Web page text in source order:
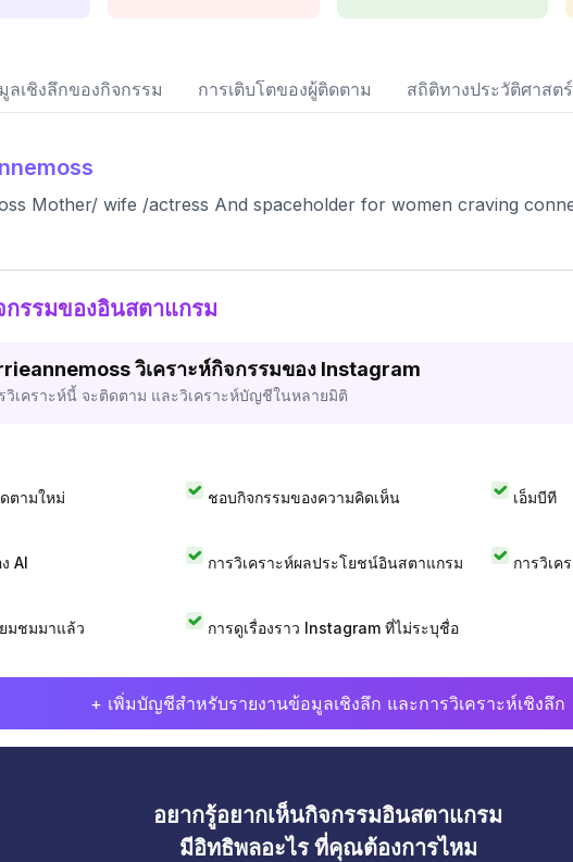
ลเชิงลึกของกิจกรรม การเติบโตของผู้ติดตาม สถิติทางประวัติศาสตร์
Mother/ wife /actress And spaceholder for women craving
รรมของอินสตาแกรม
วิเคราะห์กิจกรรมของ Instagram
วิเคราะห์นี้ จะติดตาม และวิเคราะห์บัญชีในหลายมิติ
ตามใหม่ ชอบกิจกรรมของความคิดเห็น เอ็มบีที
AI การวิเคราะห์ผลประโยชน์อินสตาแกรม การวิเค
มชมมาแล้ว การดูเรื่องราว Instagram ที่ไม่ระบุชื่อ
+ เพิ่มบัญชีสำหรับรายงานข้อมูลเชิงลึก และการวิเคราะห์เชิงลึก
อยากรู้อยากเห็นกิจกรรมอินสตาแกรม
มีอิทธิพลอะไร ที่คุณต้องการไหม